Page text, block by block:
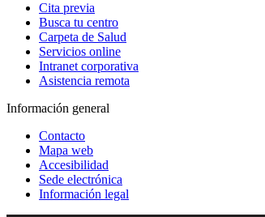
Cita previa
Busca tu centro
Carpeta de Salud
Servicios online
Intranet corporativa
Asistencia remota
Información general
Contacto
Mapa web
Accesibilidad
Sede electrónica
Información legal